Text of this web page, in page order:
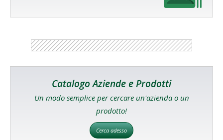
Catalogo Aziende e Prodotti
Un modo semplice per cercare un'azienda o un
prodotto!
Cerca adesso